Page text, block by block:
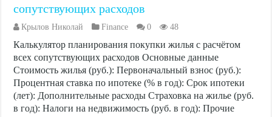
сопутствующих расходов
Крылов Николай Finance 0 48
Калькулятор планирования покупки жилья с расчётом
всех сопутствующих расходов Основные данные
Стоимость жилья (руб.): Первоначальный взнос (руб.):
Процентная ставка по ипотеке (% в год): Срок ипотеки
(лет): Дополнительные расходы Страховка на жилье (руб.
в год): Налоги на недвижимость (руб. в год): Прочие